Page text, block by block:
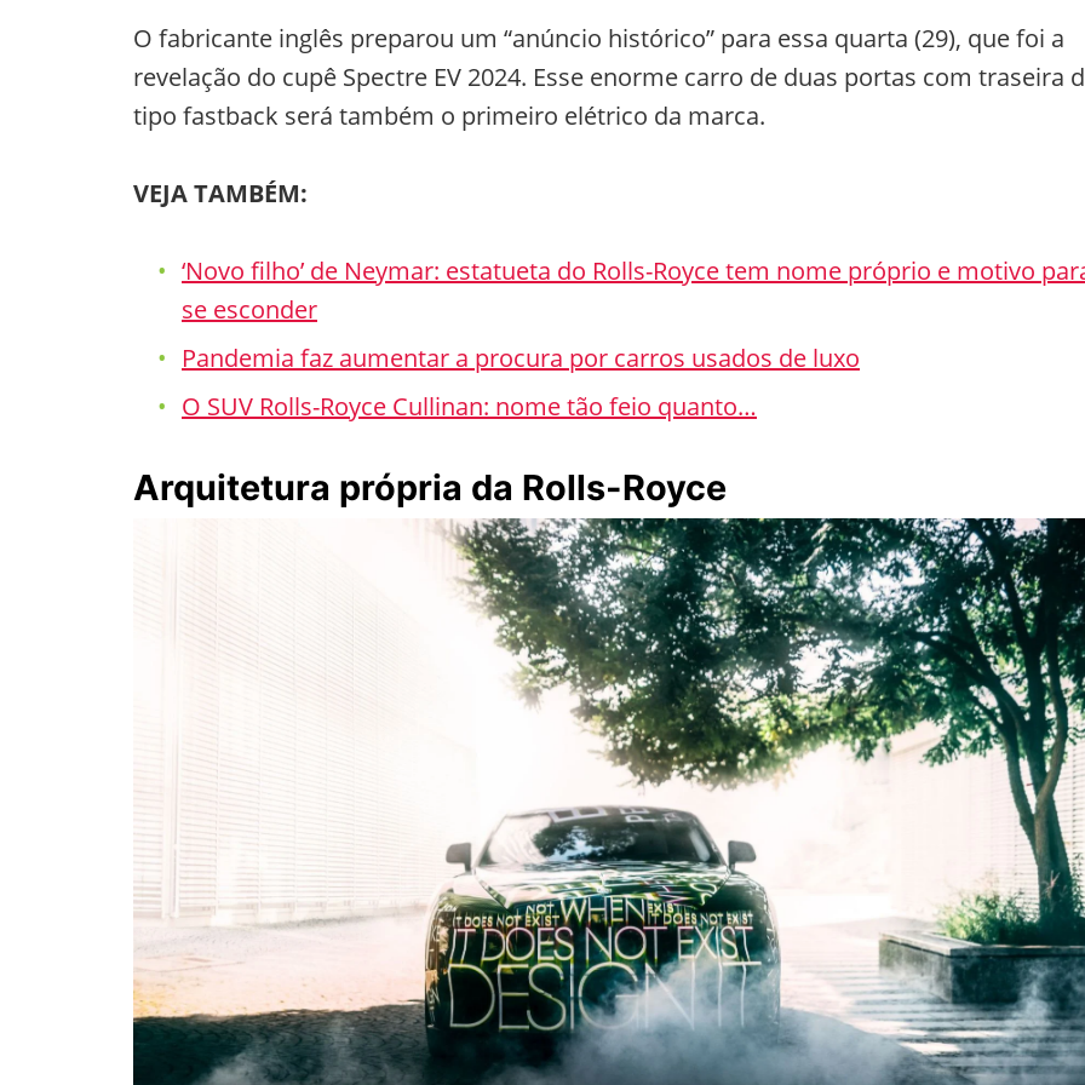
O fabricante inglês preparou um “anúncio histórico” para essa quarta (29), que foi a
revelação do cupê Spectre EV 2024. Esse enorme carro de duas portas com traseira
tipo fastback será também o primeiro elétrico da marca.
VEJA TAMBÉM:
‘Novo filho’ de Neymar: estatueta do Rolls-Royce tem nome próprio e motivo
se esconder
Pandemia faz aumentar a procura por carros usados de luxo
O SUV Rolls-Royce Cullinan: nome tão feio quanto…
Arquitetura própria da Rolls-Royce